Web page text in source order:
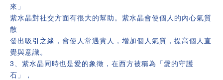
來」
紫水晶對社交方面有很大的幫助。紫水晶會使個人的內心氣質
散
發出吸引之緣，會使人常遇貴人，增加個人氣質，提高個人直
覺與意識。
3、紫水晶同時也是愛的象徵，在西方被稱為「愛的守護
石」，